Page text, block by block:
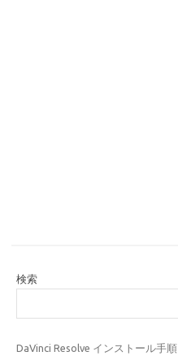
検索
DaVinci Resolve インストール手順